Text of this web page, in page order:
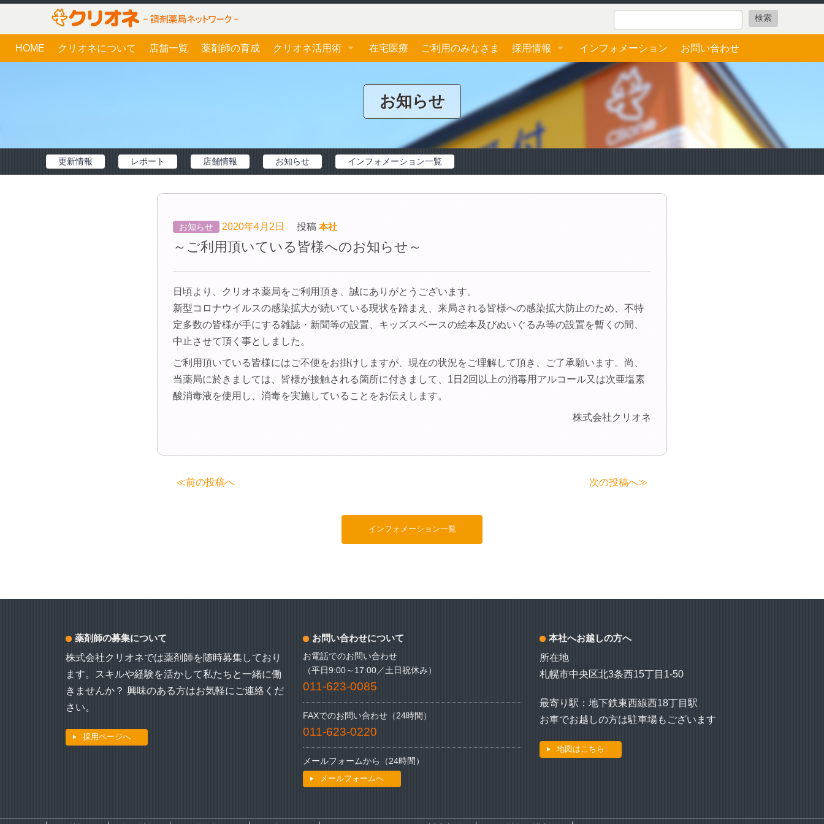
HOME クリオネについて 店舗一覧 薬剤師の育成 クリオネ活用術 在宅医療 ご利用のみなさま 採用情報
応募フォーム
インフォメーション お問い合わせ
お知らせ
更新情報 レポート 店舗情報 お知らせ インフォメーション一覧
お知らせ 2020年4月2日 投稿 本社
～ご利用頂いている皆様へのお知らせ～
日頃より、クリオネ薬局をご利用頂き、誠にありがとうございます。
新型コロナウイルスの感染拡大が続いている現状を踏まえ、来局される皆様への感染拡大防止のため、不特
定多数の皆様が手にする雑誌・新聞等の設置、キッズスペースの絵本及びぬいぐるみ等の設置を暫くの間、
中止させて頂く事としました。
ご利用頂いている皆様にはご不便をお掛けしますが、現在の状況をご理解して頂き、ご了承願います。尚、
当薬局に於きましては、皆様が接触される箇所に付きまして、1日2回以上の消毒用アルコール又は次亜塩素
酸消毒液を使用し、消毒を実施していることをお伝えします。
株式会社クリオネ
投
ン
≪前の投稿へ 次の投稿へ≫
インフォメーション一覧
薬剤師の募集について
株式会社クリオネでは薬剤師を随時募集しており
ます。スキルや経験を活かして私たちと一緒に働
きませんか？ 興味のある方はお気軽にご連絡くだ
さい。
採用ページへ
お問い合わせについて
お電話でのお問い合わせ
（平日9:00～17:00／土日祝休み）
011-623-0085
FAXでのお問い合わせ（24時間）
011-623-0220
メールフォームから（24時間）
メールフォームへ
本社へお越しの方へ
所在地
札幌市中央区北3条西15丁目1-50
最寄り駅：地下鉄東西線西18丁目駅
お車でお越しの方は駐車場もございます
地図はこちら